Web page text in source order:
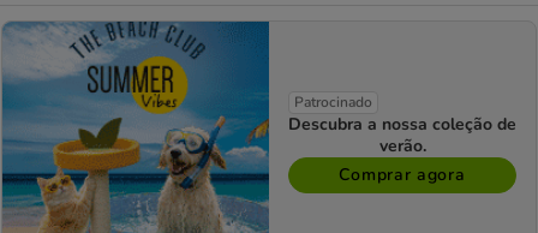
poupar
40%,
preço
final
11.99€
Patrocinado
Descubra a nossa coleção de
verão.
Comprar agora